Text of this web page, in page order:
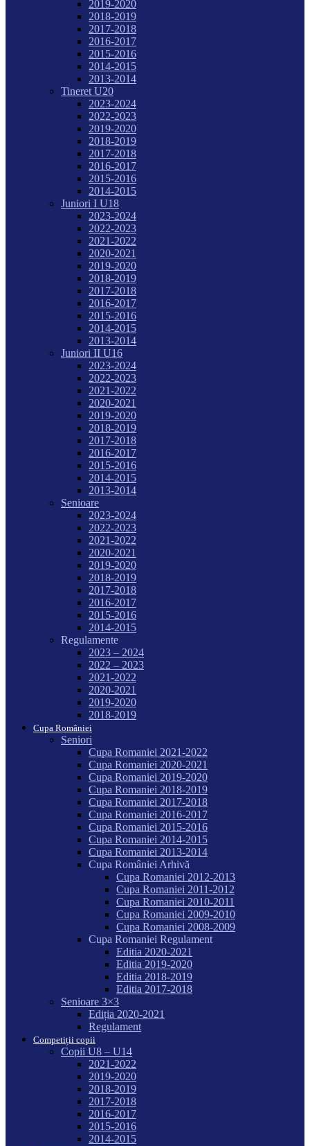
2019-2020
2018-2019
2017-2018
2016-2017
2015-2016
2014-2015
2013-2014
Tineret U20
2023-2024
2022-2023
2019-2020
2018-2019
2017-2018
2016-2017
2015-2016
2014-2015
Juniori I U18
2023-2024
2022-2023
2021-2022
2020-2021
2019-2020
2018-2019
2017-2018
2016-2017
2015-2016
2014-2015
2013-2014
Juniori II U16
2023-2024
2022-2023
2021-2022
2020-2021
2019-2020
2018-2019
2017-2018
2016-2017
2015-2016
2014-2015
2013-2014
Senioare
2023-2024
2022-2023
2021-2022
2020-2021
2019-2020
2018-2019
2017-2018
2016-2017
2015-2016
2014-2015
Regulamente
2023 – 2024
2022 – 2023
2021-2022
2020-2021
2019-2020
2018-2019
Cupa României
Seniori
Cupa Romaniei 2021-2022
Cupa Romaniei 2020-2021
Cupa Romaniei 2019-2020
Cupa Romaniei 2018-2019
Cupa Romaniei 2017-2018
Cupa Romaniei 2016-2017
Cupa Romaniei 2015-2016
Cupa Romaniei 2014-2015
Cupa Romaniei 2013-2014
Cupa României Arhivă
Cupa Romaniei 2012-2013
Cupa Romaniei 2011-2012
Cupa Romaniei 2010-2011
Cupa Romaniei 2009-2010
Cupa Romaniei 2008-2009
Cupa Romaniei Regulament
Editia 2020-2021
Editia 2019-2020
Editia 2018-2019
Editia 2017-2018
Senioare 3×3
Ediția 2020-2021
Regulament
Competiții copii
Copii U8 – U14
2021-2022
2019-2020
2018-2019
2017-2018
2016-2017
2015-2016
2014-2015